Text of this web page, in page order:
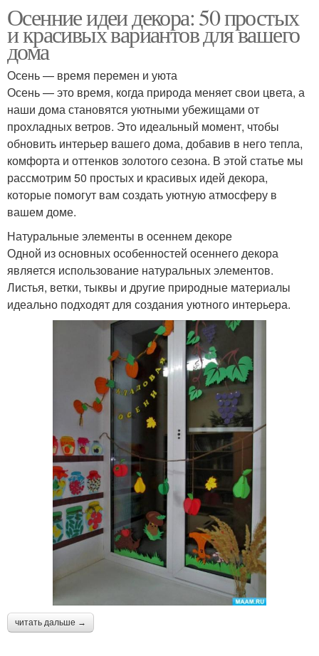
Осенние идеи декора: 50 простых
и красивых вариантов для вашего
дома
Осень — время перемен и уюта
Осень — это время, когда природа меняет свои цвета, а
наши дома становятся уютными убежищами от
прохладных ветров. Это идеальный момент, чтобы
обновить интерьер вашего дома, добавив в него тепла,
комфорта и оттенков золотого сезона. В этой статье мы
рассмотрим 50 простых и красивых идей декора,
которые помогут вам создать уютную атмосферу в
вашем доме.
Натуральные элементы в осеннем декоре
Одной из основных особенностей осеннего декора
является использование натуральных элементов.
Листья, ветки, тыквы и другие природные материалы
идеально подходят для создания уютного интерьера.
читать дальше →